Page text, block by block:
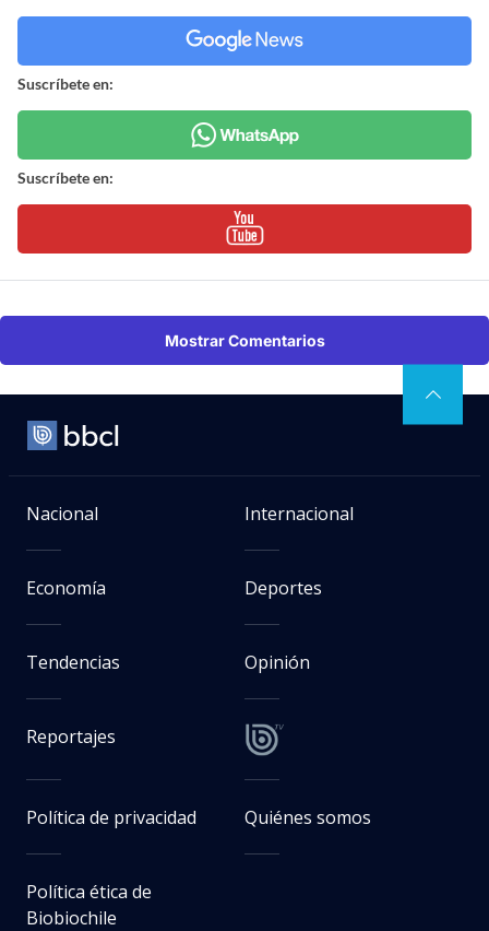
Suscríbete en:
Suscríbete en:
Mostrar Comentarios
Nacional Internacional
Economía Deportes
Tendencias Opinión
Reportajes
Política de privacidad Quiénes somos
Política ética de
Biobiochile